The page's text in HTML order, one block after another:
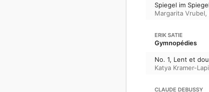
Spiegel im
Margarita Vrubel,
ERIK SATIE
Gymnopédies
No. 1, Lent et
Katya Kramer-
CLAUDE DEBUSSY